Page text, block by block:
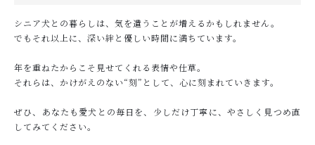
シニア犬との暮らしは、気を遣うことが増えるかもしれません。
でもそれ以上に、深い絆と優しい時間に満ちています。
年を重ねたからこそ見せてくれる表情や仕草。
それらは、かけがえのない“刻”として、心に刻まれていきます。
ぜひ、あなたも愛犬との毎日を、少しだけ丁寧に、やさしく見つめ直
してみてください。